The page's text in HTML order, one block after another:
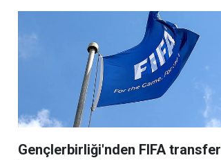
Gençlerbirliği'nden FIFA transfer